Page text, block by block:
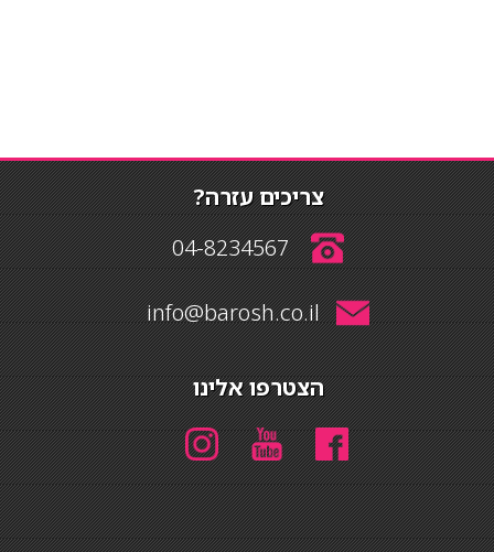
צריכים עזרה?
04-8234567
info@barosh.co.il
הצטרפו אלינו